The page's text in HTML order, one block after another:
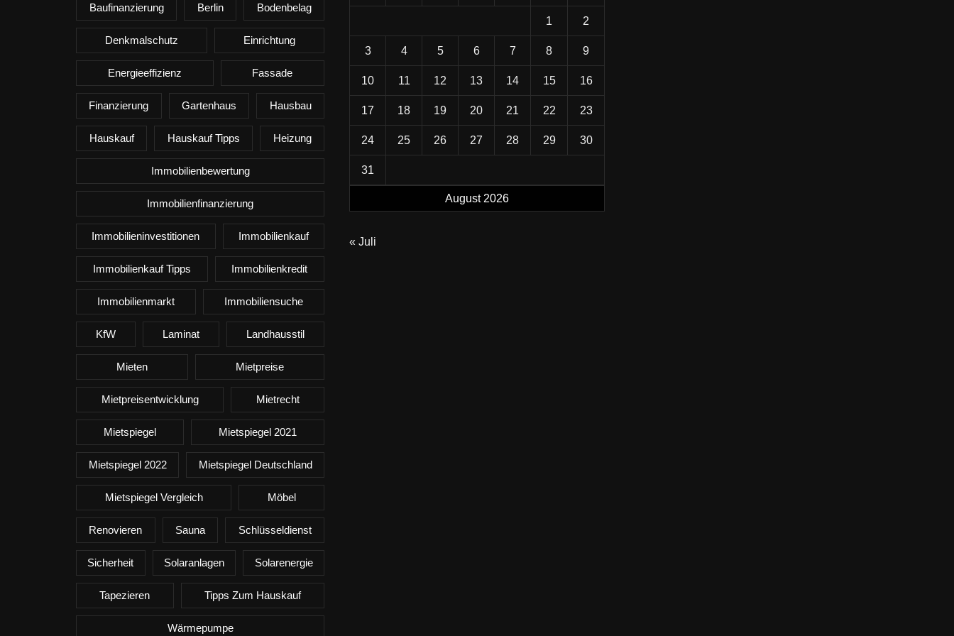
Baufinanzierung Berlin Bodenbelag
Denkmalschutz Einrichtung
Energieeffizienz Fassade
Finanzierung Gartenhaus Hausbau
Hauskauf Hauskauf Tipps Heizung
Immobilienbewertung
Immobilienfinanzierung
Immobilieninvestitionen Immobilienkauf
Immobilienkauf Tipps Immobilienkredit
Immobilienmarkt Immobiliensuche
KfW Laminat Landhausstil
Mieten Mietpreise
Mietpreisentwicklung Mietrecht
Mietspiegel Mietspiegel 2021
Mietspiegel 2022 Mietspiegel Deutschland
Mietspiegel Vergleich Möbel
Renovieren Sauna Schlüsseldienst
Sicherheit Solaranlagen Solarenergie
Tapezieren Tipps Zum Hauskauf
Wärmepumpe
August 2026
1 2
3 4 5 6 7 8 9
10 11 12 13 14 15 16
17 18 19 20 21 22 23
24 25 26 27 28 29 30
31
« Juli